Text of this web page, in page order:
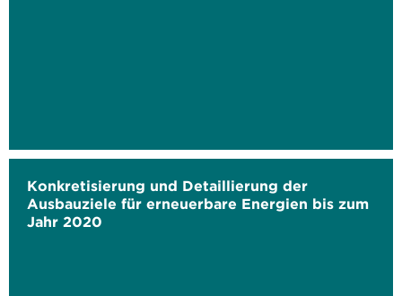
Konkretisierung und Detaillierung der
Ausbauziele für erneuerbare Energien bis zum
Jahr 2020